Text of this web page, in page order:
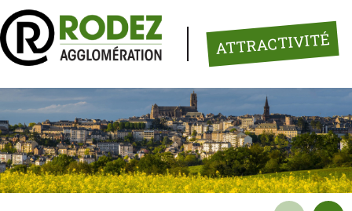
ATTRACTIVITÉ